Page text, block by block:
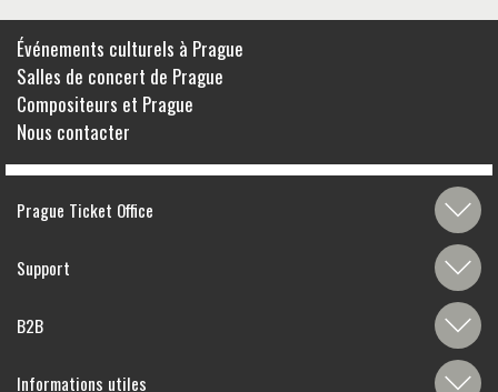
Événements culturels à Prague
Salles de concert de Prague
Compositeurs et Prague
Nous contacter
Prague Ticket Office
Support
B2B
Informations utiles